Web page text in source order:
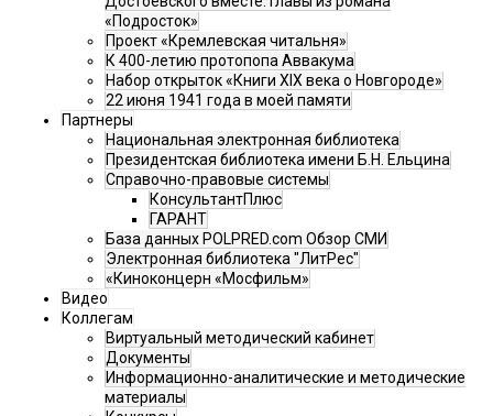
«Подросток»
Проект «Кремлевская читальня»
К 400-летию протопопа Аввакума
Набор открыток «Книги XIX века о Новгороде»
22 июня 1941 года в моей памяти
Партнеры
Национальная электронная библиотека
Президентская библиотека имени Б.Н. Ельцина
Справочно-правовые системы
КонсультантПлюс
ГАРАНТ
База данных POLPRED.com Обзор СМИ
Электронная библиотека "ЛитРес"
«Киноконцерн «Мосфильм»
Видео
Коллегам
Виртуальный методический кабинет
Документы
Информационно-аналитические и методические
материалы